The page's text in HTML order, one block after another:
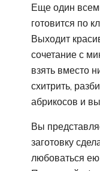
Еще один
готовится по
Выходит
сочетание с
взять вместо
схитрить,
абрикосов и
Вы
заготовку
любоваться ею